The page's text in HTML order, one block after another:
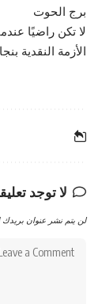
برج الحوت
لا تكن راضيًا
الأزمة النقدية
لا توجد
لن يتم نشر عنوان بريدك